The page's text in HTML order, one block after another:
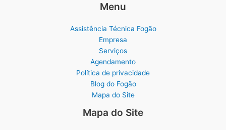
Menu
Assistência Técnica Fogão
Empresa
Serviços
Agendamento
Política de privacidade
Blog do Fogão
Mapa do Site
Mapa do Site